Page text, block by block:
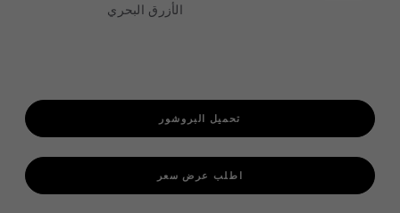
الأزرق البحري
تحميل البروشور
اطلب عرض سعر